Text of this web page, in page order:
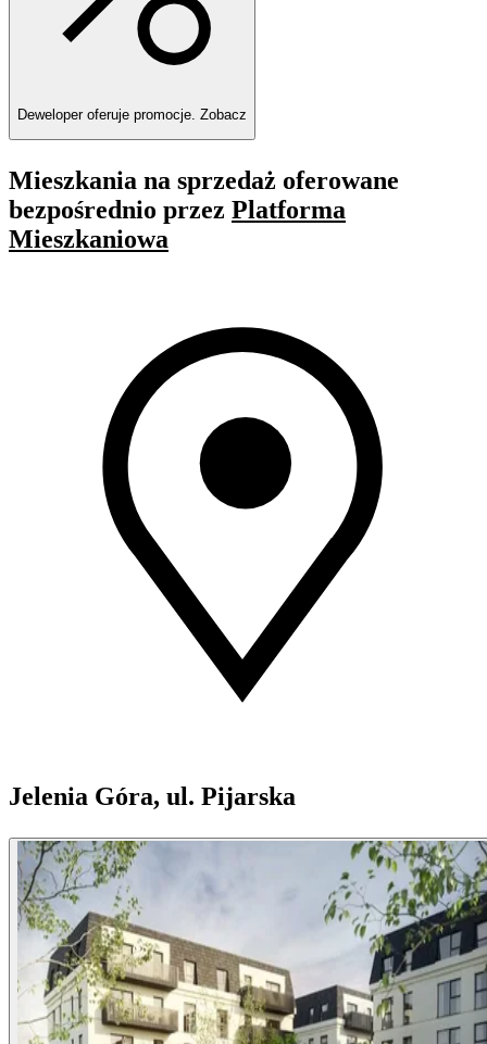
Deweloper oferuje promocje. Zobacz
Mieszkania na sprzedaż oferowane
bezpośrednio przez Platforma
Mieszkaniowa
Jelenia Góra, ul. Pijarska